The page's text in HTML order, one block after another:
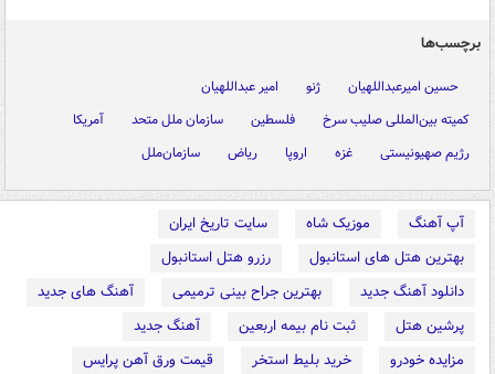
برچسب‌ها
حسین امیرعبداللهیان ژنو
امیر عبداللهیان
کمیته بین‌المللی صلیب سرخ
فلسطین سازمان ملل متحد
آمریکا
رژیم صهیونیستی
غزه اروپا ریاض سازمان‌ملل
آپ آهنگ موزیک شاه
سایت تاریخ ایران
بهترین هتل های استانبول
رزرو هتل استانبول
دانلود آهنگ جدید
بهترین جراح بینی ترمیمی
آهنگ های جدید
پرشین هتل
ثبت نام بیمه اربعین
آهنگ جدید
مزایده خودرو
خرید بلیط استخر
قیمت ورق آهن پرایس